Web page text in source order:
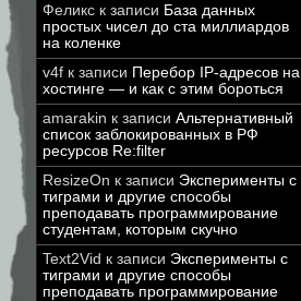
Феликс к записи База данных
простых чисел до ста миллиардов
на коленке
v4f к записи Перебор IP-адресов на
хостинге — и как с этим бороться
amarakin к записи Альтернативный
список заблокированных в РФ
ресурсов Re:filter
ResizeOn к записи Эксперименты с
тиграми и другие способы
преподавать программирование
студентам, которым скучно
Text2Vid к записи Эксперименты с
тиграми и другие способы
преподавать программирование